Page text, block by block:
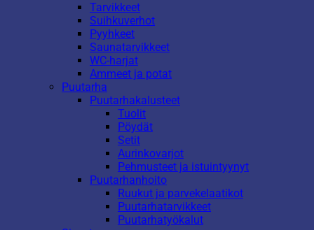
Tarvikkeet
Suihkuverhot
Pyyhkeet
Saunatarvikkeet
WC-harjat
Ammeet ja potat
Puutarha
Puutarhakalusteet
Tuolit
Pöydät
Setit
Aurinkovarjot
Pehmusteet ja istuintyynyt
Puutarhanhoito
Ruukut ja parvekelaatikot
Puutarhatarvikkeet
Puutarhatyökalut